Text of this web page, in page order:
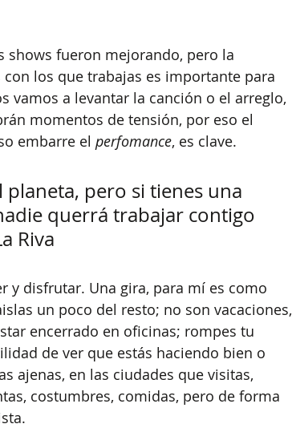
shows fueron mejorando, pero la
los que trabajas es importante para
vamos a levantar la canción o el arreglo,
momentos de tensión, por eso el
embarre el perfomance, es clave.
pero si tienes una
querrá trabajar contigo
Riva
y disfrutar. Una gira, para mí es como
un poco del resto; no son vacaciones,
encerrado en oficinas; rompes tu
de ver que estás haciendo bien o
ajenas, en las ciudades que visitas,
costumbres, comidas, pero de forma